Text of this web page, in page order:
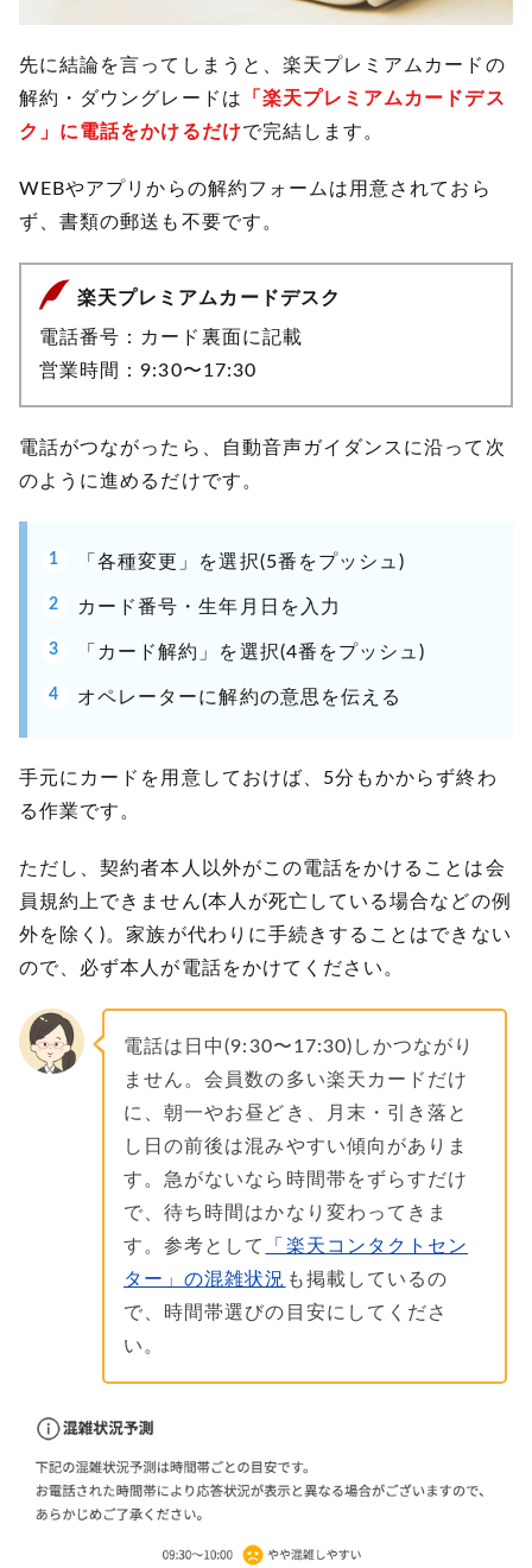
先に結論を言ってしまうと、楽天プレミアムカードの
解約・ダウングレードは
「楽天プレミアムカードデス
ク」に電話をかけるだけで完結します。
WEBやアプリからの解約フォームは用意されておら
ず、書類の郵送も不要です。
楽天プレミアムカードデスク
電話番号：カード裏面に記載
営業時間：9:30〜17:30
電話がつながったら、自動音声ガイダンスに沿って次
のように進めるだけです。
「各種変更」を選択(5番をプッシュ)
カード番号・生年月日を入力
「カード解約」を選択(4番をプッシュ)
オペレーターに解約の意思を伝える
手元にカードを用意しておけば、5分もかからず終わ
る作業です。
ただし、契約者本人以外がこの電話をかけることは会
員規約上できません(本人が死亡している場合などの例
外を除く)。家族が代わりに手続きすることはできない
ので、必ず本人が電話をかけてください。
電話は日中(9:30〜17:30)しかつながり
ません。会員数の多い楽天カードだけ
に、朝一やお昼どき、月末・引き落と
し日の前後は混みやすい傾向がありま
す。急がないなら時間帯をずらすだけ
で、待ち時間はかなり変わってきま
す。参考として
「楽天コンタクトセン
ター」の混雑状況 も掲載しているの
で、時間帯選びの目安にしてくださ
い。